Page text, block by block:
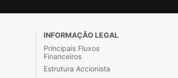
INFORMAÇÃO LEGAL
Principais Fluxos
Financeiros
Estrutura Accionista